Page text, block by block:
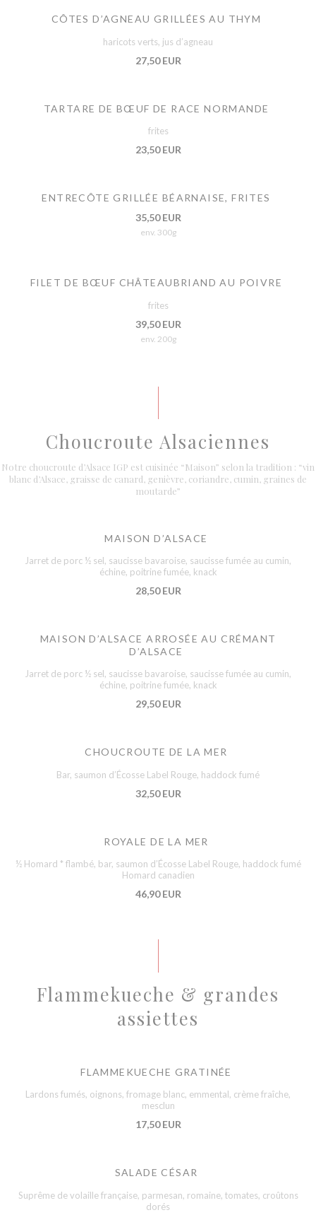
CÔTES D’AGNEAU GRILLÉES AU THYM
haricots verts, jus d’agneau
27,50 EUR
TARTARE DE BŒUF DE RACE NORMANDE
frites
23,50 EUR
ENTRECÔTE GRILLÉE BÉARNAISE, FRITES
35,50 EUR
env. 300g
FILET DE BŒUF CHÂTEAUBRIAND AU POIVRE
frites
39,50 EUR
env. 200g
Choucroute Alsaciennes
Notre choucroute d’Alsace IGP est cuisinée “Maison” selon la tradition : “vin
blanc d’Alsace, graisse de canard, genièvre, coriandre, cumin, graines de
moutarde”
MAISON D’ALSACE
Jarret de porc ½ sel, saucisse bavaroise, saucisse fumée au cumin,
échine, poitrine fumée, knack
28,50 EUR
MAISON D’ALSACE ARROSÉE AU CRÉMANT
D’ALSACE
Jarret de porc ½ sel, saucisse bavaroise, saucisse fumée au cumin,
échine, poitrine fumée, knack
29,50 EUR
CHOUCROUTE DE LA MER
Bar, saumon d’Écosse Label Rouge, haddock fumé
32,50 EUR
ROYALE DE LA MER
½ Homard * flambé, bar, saumon d’Écosse Label Rouge, haddock fumé
Homard canadien
46,90 EUR
Flammekueche & grandes
assiettes
FLAMMEKUECHE GRATINÉE
Lardons fumés, oignons, fromage blanc, emmental, crème fraîche,
mesclun
17,50 EUR
SALADE CÉSAR
Suprême de volaille française, parmesan, romaine, tomates, croûtons
dorés